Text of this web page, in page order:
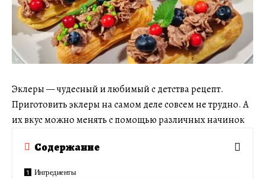
Эклеры — чудесный и любимый с детства рецепт.
Приготовить эклеры на самом деле совсем не трудно. А
их вкус можно менять с помощью различных начинок
Содержание
Ингредиенты